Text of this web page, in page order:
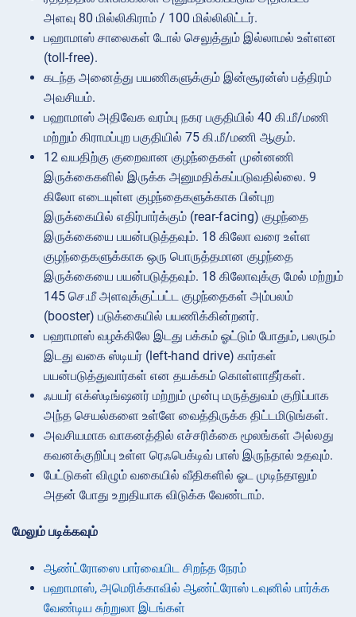
அளவு 80 மில்லிகிராம் / 100 மில்லிலிட்டர்.
பஹாமாஸ் சாலைகள் டோல் செலுத்தும் இல்லாமல் உள்ளன
(toll-free).
கடந்த அனைத்து பயணிகளுக்கும் இன்சூரன்ஸ் பத்திரம்
அவசியம்.
பஹாமாஸ் அதிவேக வரம்பு நகர பகுதியில் 40 கி.மீ/மணி
மற்றும் கிராமப்புற பகுதியில் 75 கி.மீ/மணி ஆகும்.
12 வயதிற்கு குறைவான குழந்தைகள் முன்னணி
இருக்கைகளில் இருக்க அனுமதிக்கப்படுவதில்லை. 9
கிலோ எடையுள்ள குழந்தைகளுக்காக பின்புற
இருக்கையில் எதிர்பார்க்கும் (rear-facing) குழந்தை
இருக்கையை பயன்படுத்தவும். 18 கிலோ வரை உள்ள
குழந்தைகளுக்காக ஒரு பொருத்தமான குழந்தை
இருக்கையை பயன்படுத்தவும். 18 கிலோவுக்கு மேல் மற்றும்
145 செ.மீ அளவுக்குட்பட்ட குழந்தைகள் அம்பலம்
(booster) படுக்கையில் பயணிக்கின்றனர்.
பஹாமாஸ் வழக்கிலே இடது பக்கம் ஓட்டும் போதும், பலரும்
இடது வகை ஸ்டியர் (left-hand drive) கார்கள்
பயன்படுத்துவார்கள் என தயக்கம் கொள்ளாதீர்கள்.
ஃபயர் எக்ஸ்டிங்ஷனர் மற்றும் முன்பு மருத்துவம் குறிப்பாக
அந்த செயல்களை உள்ளே வைத்திருக்க திட்டமிடுங்கள்.
அவசியமாக வாகனத்தில் எச்சரிக்கை மூலங்கள் அல்லது
கவனக்குறிப்பு உள்ள ரெஃபெக்டிவ் பாஸ் இருந்தால் உதவும்.
பேட்டுகள் விழும் வகையில் வீதிகளில் ஓட முடிந்தாலும்
அதன் போது உறுதியாக விடுக்க வேண்டாம்.
மேலும் படிக்கவும்
ஆண்ட்ரோஸை பார்வையிட சிறந்த நேரம்
பஹாமாஸ், அமெரிக்காவில் ஆண்ட்ரோஸ் டவுனில் பார்க்க
வேண்டிய சுற்றுலா இடங்கள்